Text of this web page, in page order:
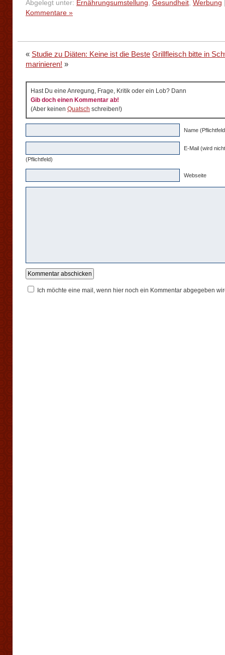
Abgelegt unter: Ernährungsumstellung, Gesundheit, Werbung
Kommentare »
« Studie zu Diäten: Keine ist die Beste Grillfleisch bitte in
marinieren! »
Hast Du eine Anregung, Frage, Kritik oder ein Lob? Dann
Gib doch einen Kommentar ab!
(Aber keinen Quatsch schreiben!)
Name
E-Mail (wird
(Pflichtfeld)
Webseite
Ich möchte eine mail, wenn hier noch ein Kommentar abgegeben